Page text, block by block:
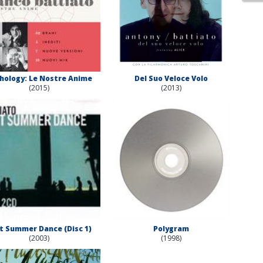
Le Nostre Anime
(2015)
Del Suo Veloce Volo
(2013)
Summer Dance (Disc 1)
(2003)
Polygram
(1998)